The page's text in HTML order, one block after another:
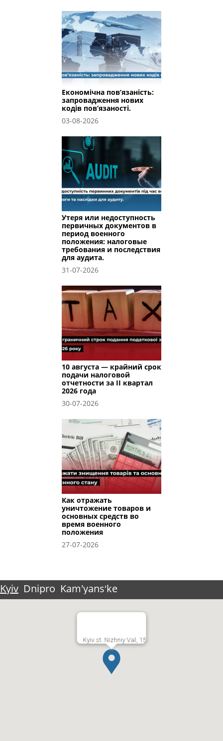
Економічна пов’язаність:
запровадження нових
кодів пов’язаності.
03-08-2026
Утеря или недоступность
первичных документов в
период военного
положения: налоговые
требования и последствия
для аудита.
31-07-2026
10 августа — крайний срок
подачи налоговой
отчетности за II квартал
2026 года
30-07-2026
Как отражать
уничтожение товаров и
основных средств во
время военного
положения
27-07-2026
Kyiv Dnipro Kam'yansʹke
Kyiv st. Nizhniy Val, 15